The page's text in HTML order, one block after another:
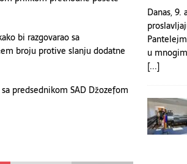
bi razgovarao sa
broju protive slanju dodatne
predsednikom SAD Džozefom
Danas, 9.
u
[...]